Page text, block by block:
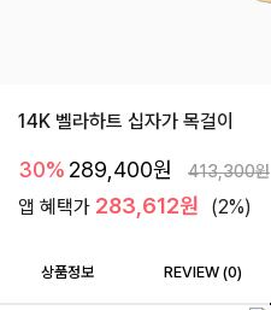
14K 벨라하트 십자가 목걸이
30% 289,400원 413,300원
앱 혜택가 283,612원 (2%)
상품정보 REVIEW (0)